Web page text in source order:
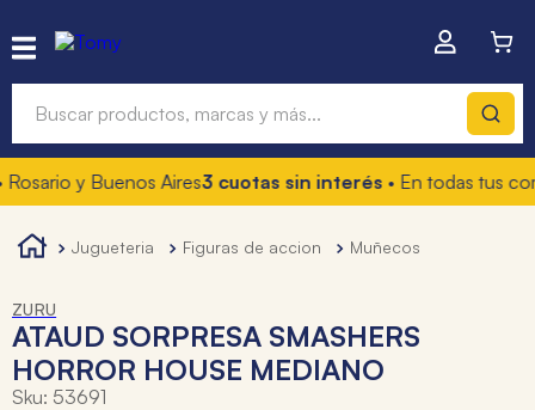
y Buenos Aires3 cuotas sin interés• En todas tus
jugueteria figuras de accion muñecos
ZURU
ATAUD SORPRESA SMASHERS
HORROR HOUSE MEDIANO
Sku: 53691
Términos más buscados
1.
hot wheels
3.
toy story
4 . marcadores